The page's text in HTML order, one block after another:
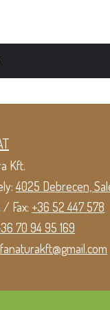
Kft.
4025 Debrecen,
Fax: +36 52 447 578
70 94 95 169
fanaturakft@gmail.com